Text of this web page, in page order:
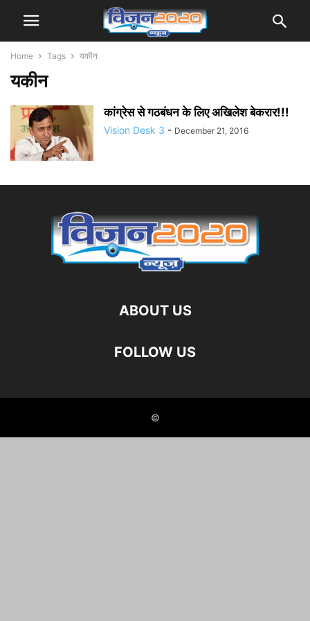
Home Tags यकीन
यकीन
कांग्रेस से गठबंधन के लिए अखिलेश बेकरार!!!
Vision Desk 3 - December 21, 2016
ABOUT US
FOLLOW US
©